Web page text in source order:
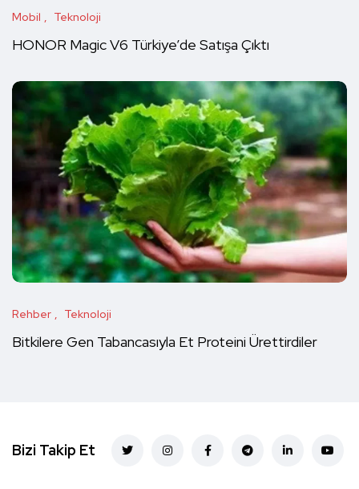
Mobil Teknoloji
HONOR Magic V6 Türkiye’de Satışa Çıktı
Rehber Teknoloji
Bitkilere Gen Tabancasıyla Et Proteini Ürettirdiler
Bizi Takip Et